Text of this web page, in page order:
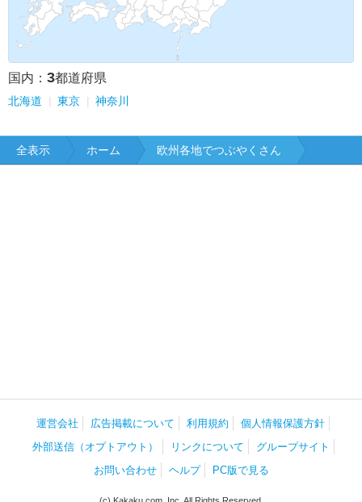
国内： 3都道府県
北海道 東京 神奈川
全表示 ホーム 欧州各地でつぶやくさん
運営会社 広告掲載について 利用規約
個人情報保護方針
外部送信（オプトアウト）
リンクについて
グループサイト
お問い合わせ
ヘルプ PC版で見る